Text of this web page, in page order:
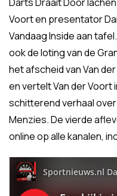
Voort en presentator
Vandaag Inside aan
ook de loting van de
het afscheid van Van
en vertelt Van der Voort
schitterend verhaal
Menzies. De vierde
online op alle kanalen,